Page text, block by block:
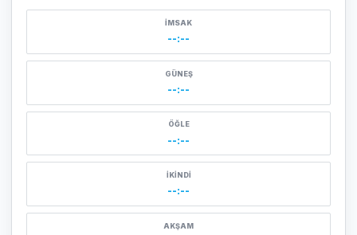
İMSAK
--:--
GÜNEŞ
--:--
ÖĞLE
--:--
İKINDI
--:--
AKŞAM